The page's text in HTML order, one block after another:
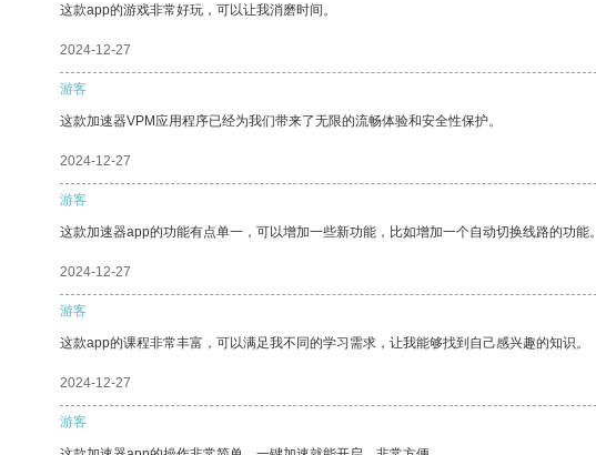
这款app的游戏非常好玩，可以让我消磨时间。
2024-12-27
游客
这款加速器VPM应用程序已经为我们带来了无限的流畅体验和安全性保护。
2024-12-27
游客
这款加速器app的功能有点单一，可以增加一些新功能，比如增加一个自动切换线路的功能。
2024-12-27
游客
这款app的课程非常丰富，可以满足我不同的学习需求，让我能够找到自己感兴趣的知识。
2024-12-27
游客